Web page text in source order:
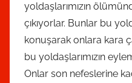
yoldaşlarımızın
çıkıyorlar. Bunlar bu
konuşarak onlara kara
bu yoldaşlarımızın
Onlar son nefeslerine